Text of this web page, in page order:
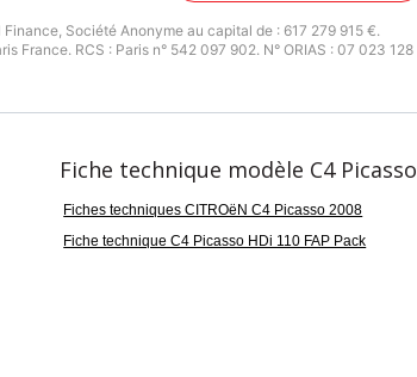
Société Anonyme au capital de : 617 279 915 €.
France. RCS : Paris n° 542 097 902. N° ORIAS : 07 023 128
Fiche technique modèle C4 Picasso
Fiches techniques CITROëN C4 Picasso 2008
Fiche technique C4 Picasso HDi 110 FAP Pack